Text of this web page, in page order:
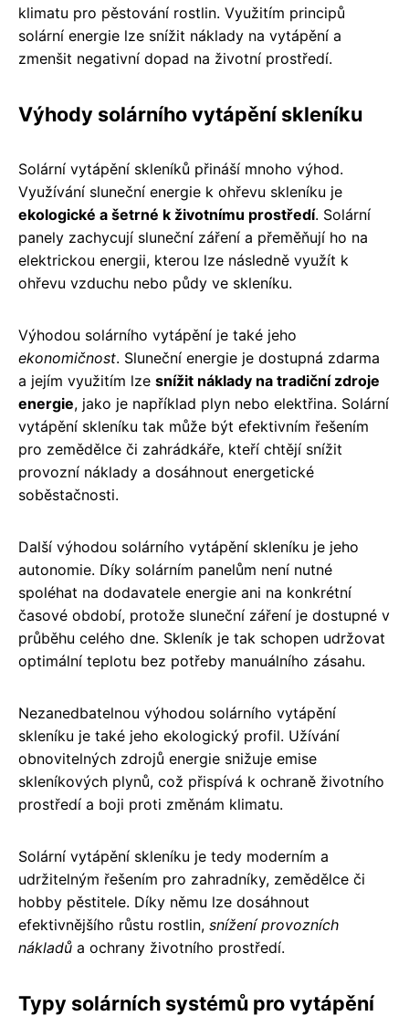
klimatu pro pěstování rostlin. Využitím principů
solární energie lze snížit náklady na vytápění a
zmenšit negativní dopad na životní prostředí.
Výhody solárního vytápění skleníku
Solární vytápění skleníků přináší mnoho výhod.
Využívání sluneční energie k ohřevu skleníku je
ekologické a šetrné k životnímu prostředí. Solární
panely zachycují sluneční záření a přeměňují ho na
elektrickou energii, kterou lze následně využít k
ohřevu vzduchu nebo půdy ve skleníku.
Výhodou solárního vytápění je také jeho
ekonomičnost. Sluneční energie je dostupná zdarma
a jejím využitím lze snížit náklady na tradiční zdroje
energie, jako je například plyn nebo elektřina. Solární
vytápění skleníku tak může být efektivním řešením
pro zemědělce či zahrádkáře, kteří chtějí snížit
provozní náklady a dosáhnout energetické
soběstačnosti.
Další výhodou solárního vytápění skleníku je jeho
autonomie. Díky solárním panelům není nutné
spoléhat na dodavatele energie ani na konkrétní
časové období, protože sluneční záření je dostupné v
průběhu celého dne. Skleník je tak schopen udržovat
optimální teplotu bez potřeby manuálního zásahu.
Nezanedbatelnou výhodou solárního vytápění
skleníku je také jeho ekologický profil. Užívání
obnovitelných zdrojů energie snižuje emise
skleníkových plynů, což přispívá k ochraně životního
prostředí a boji proti změnám klimatu.
Solární vytápění skleníku je tedy moderním a
udržitelným řešením pro zahradníky, zemědělce či
hobby pěstitele. Díky němu lze dosáhnout
efektivnějšího růstu rostlin, snížení provozních
nákladů a ochrany životního prostředí.
Typy solárních systémů pro vytápění